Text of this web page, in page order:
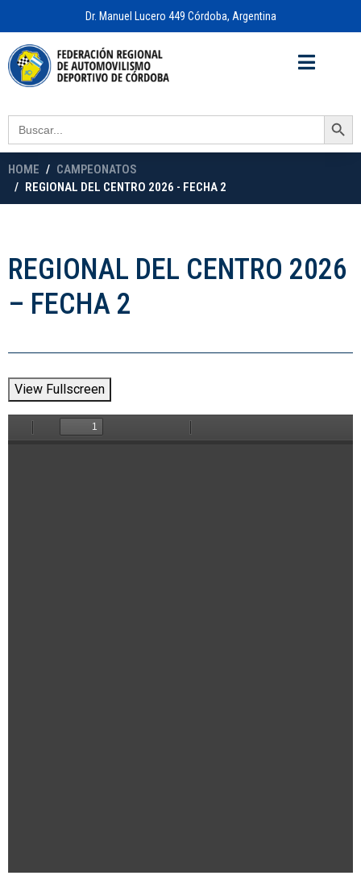
Dr. Manuel Lucero 449 Córdoba, Argentina
Search
for:
Search Button
HOME
CAMPEONATOS
REGIONAL DEL CENTRO 2026 - FECHA 2
REGIONAL DEL CENTRO 2026
– FECHA 2
View Fullscreen